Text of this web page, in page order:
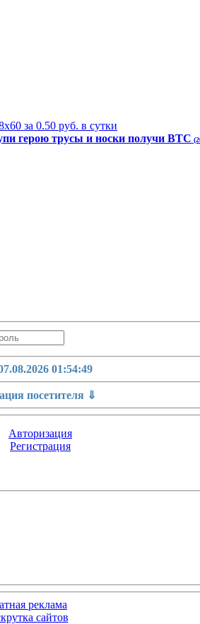
герою трусы и носки получи BTC
01:54:50
посетителя ⇓
Авторизация
Регистрация
реклама
сайтов